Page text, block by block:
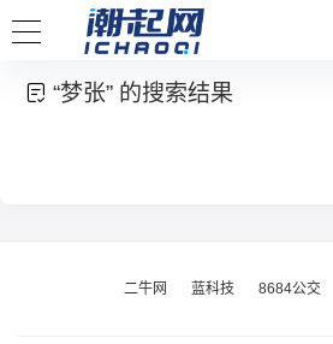
“梦张” 的搜索结果
二牛网 蓝科技 8684公交